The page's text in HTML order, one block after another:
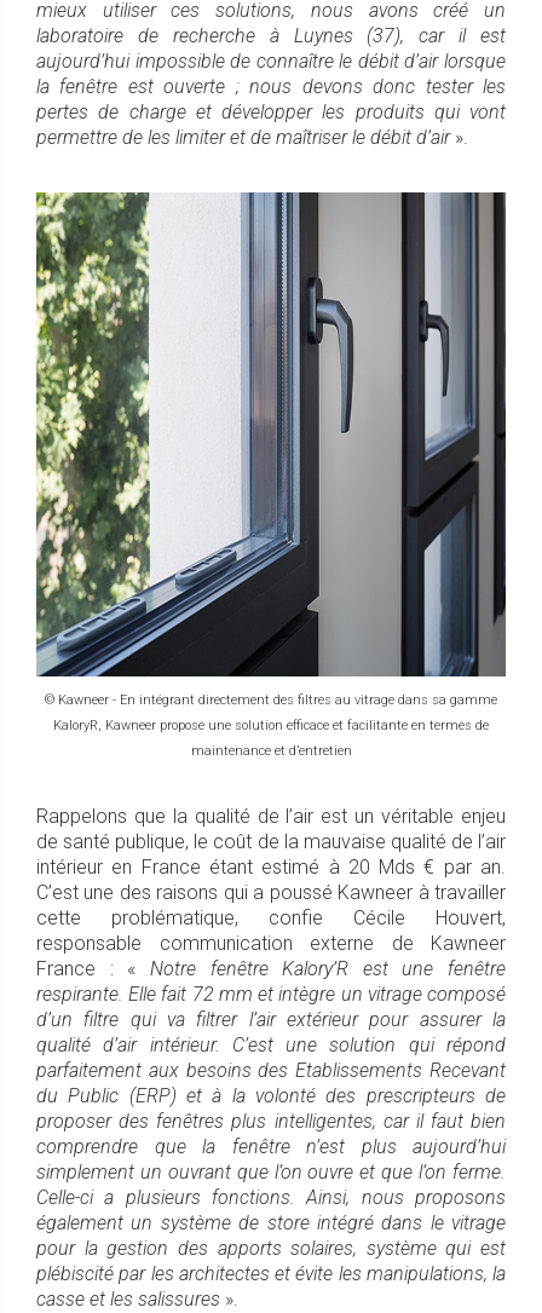
mieux utiliser ces solutions, nous avons créé un
laboratoire de recherche à Luynes (37), car il est
aujourd’hui impossible de connaître le débit d’air lorsque
la fenêtre est ouverte ; nous devons donc tester les
pertes de charge et développer les produits qui vont
permettre de les limiter et de maîtriser le débit d’air».
© Kawneer - En intégrant directement des filtres au vitrage dans sa gamme
KaloryR, Kawneer propose une solution efficace et facilitante en termes de
maintenance et d’entretien
Rappelons que la qualité de l’air est un véritable enjeu
de santé publique, le coût de la mauvaise qualité de l’air
intérieur en France étant estimé à 20 Mds € par an.
C’est une des raisons qui a poussé Kawneer à travailler
cette problématique, confie Cécile Houvert,
responsable communication externe de Kawneer
France : « Notre fenêtre Kalory’R est une fenêtre
respirante. Elle fait 72 mm et intègre un vitrage composé
d’un filtre qui va filtrer l’air extérieur pour assurer la
qualité d’air intérieur. C’est une solution qui répond
parfaitement aux besoins des Etablissements Recevant
du Public (ERP) et à la volonté des prescripteurs de
proposer des fenêtres plus intelligentes, car il faut bien
comprendre que la fenêtre n’est plus aujourd’hui
simplement un ouvrant que l’on ouvre et que l’on ferme.
Celle-ci a plusieurs fonctions. Ainsi, nous proposons
également un système de store intégré dans le vitrage
pour la gestion des apports solaires, système qui est
plébiscité par les architectes et évite les manipulations, la
casse et les salissures ».